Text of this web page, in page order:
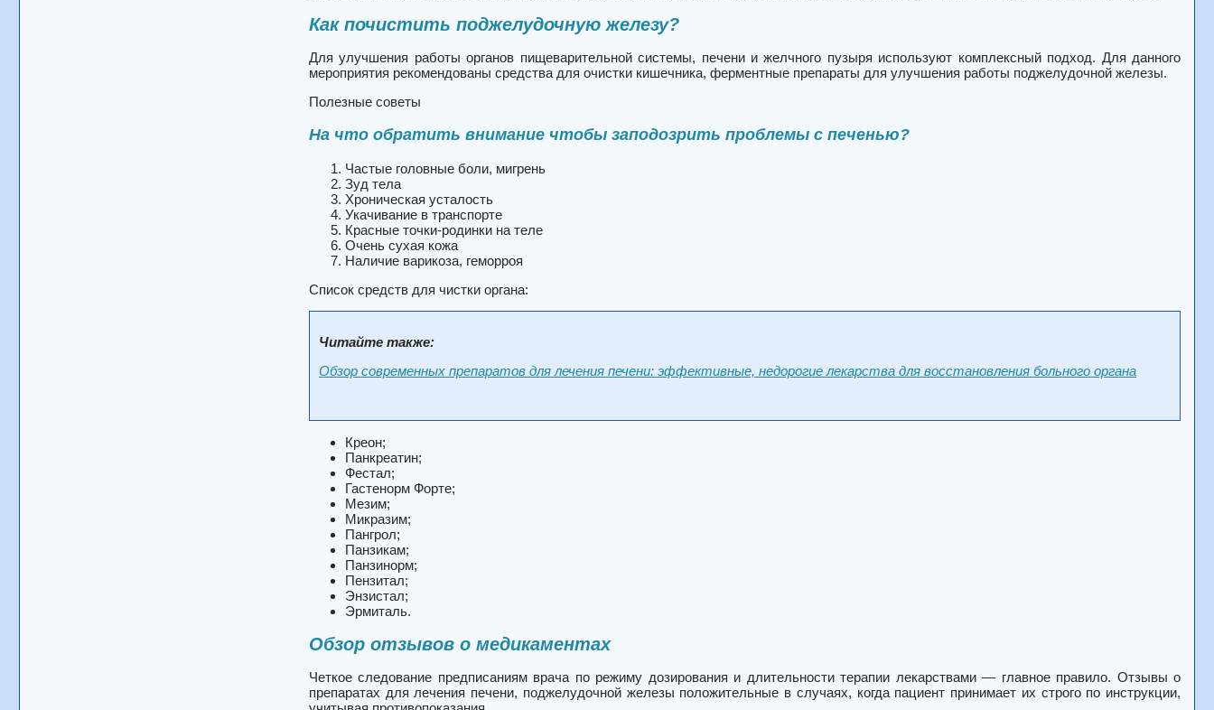
Как почистить поджелудочную железу?
Для улучшения работы органов пищеварительной системы, печени и желчного пузыря используют комплексный подход. Для данного
мероприятия рекомендованы средства для очистки кишечника, ферментные препараты для улучшения работы поджелудочной железы.
Полезные советы
На что обратить внимание чтобы заподозрить проблемы с печенью?
Частые головные боли, мигрень
Зуд тела
Хроническая усталость
Укачивание в транспорте
Красные точки-родинки на теле
Очень сухая кожа
Наличие варикоза, геморроя
Список средств для чистки органа:
Читайте также:
Обзор современных препаратов для лечения печени: эффективные, недорогие лекарства для восстановления больного органа
Креон;
Панкреатин;
Фестал;
Гастенорм Форте;
Мезим;
Микразим;
Пангрол;
Панзикам;
Панзинорм;
Пензитал;
Энзистал;
Эрмиталь.
Обзор отзывов о медикаментах
Четкое следование предписаниям врача по режиму дозирования и длительности терапии лекарствами — главное правило. Отзывы о
препаратах для лечения печени, поджелудочной железы положительные в случаях, когда пациент принимает их строго по инструкции,